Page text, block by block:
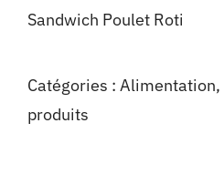
Sandwich Poulet Roti
Catégories : Alimentation,
produits